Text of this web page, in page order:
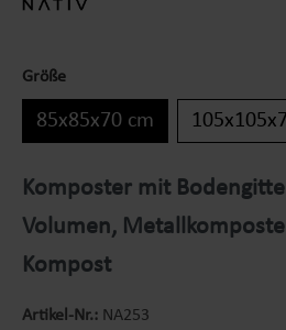
Größe
85x85x70 cm
Komposter mit
Volumen,
Kompost
Artikel-Nr.: NA253